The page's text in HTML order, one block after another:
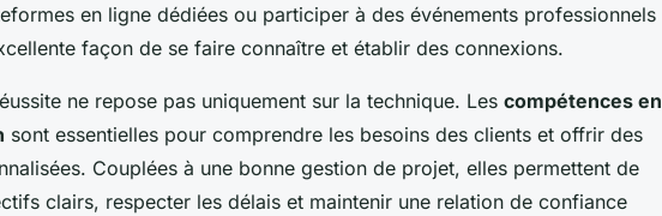
en ligne dédiées ou participer à des événements professionnels
façon de se faire connaître et établir des connexions.
ne repose pas uniquement sur la technique. Les compétences en
sont essentielles pour comprendre les besoins des clients et offrir des
Couplées à une bonne gestion de projet, elles permettent de
clairs, respecter les délais et maintenir une relation de confiance